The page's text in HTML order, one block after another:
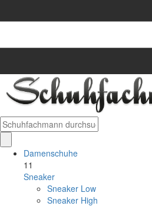
Damenschuhe
11
Sneaker
Sneaker Low
Sneaker High